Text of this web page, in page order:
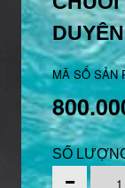
MÃ SỐ SẢN
SỐ